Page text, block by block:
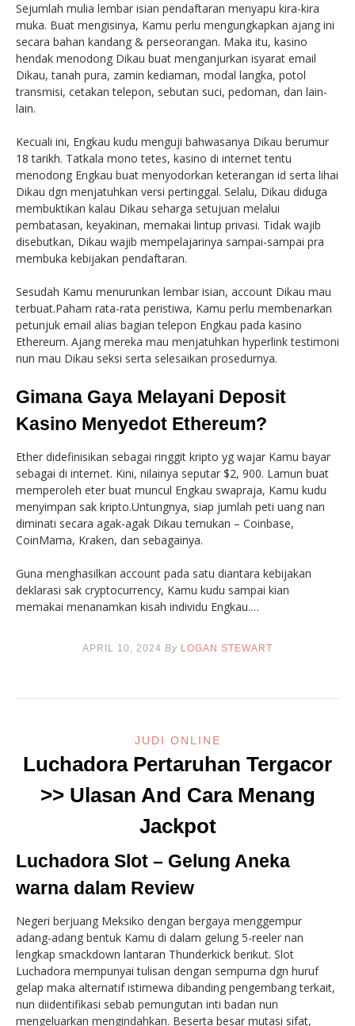
Sejumlah mulia lembar isian pendaftaran menyapu kira-kira
muka. Buat mengisinya, Kamu perlu mengungkapkan ajang ini
secara bahan kandang & perseorangan. Maka itu, kasino
hendak menodong Dikau buat menganjurkan isyarat email
Dikau, tanah pura, zamin kediaman, modal langka, potol
transmisi, cetakan telepon, sebutan suci, pedoman, dan lain-
lain.
Kecuali ini, Engkau kudu menguji bahwasanya Dikau berumur
18 tarikh. Tatkala mono tetes, kasino di internet tentu
menodong Engkau buat menyodorkan keterangan id serta lihai
Dikau dgn menjatuhkan versi pertinggal. Selalu, Dikau diduga
membuktikan kalau Dikau seharga setujuan melalui
pembatasan, keyakinan, memakai lintup privasi. Tidak wajib
disebutkan, Dikau wajib mempelajarinya sampai-sampai pra
membuka kebijakan pendaftaran.
Sesudah Kamu menurunkan lembar isian, account Dikau mau
terbuat.Paham rata-rata peristiwa, Kamu perlu membenarkan
petunjuk email alias bagian telepon Engkau pada kasino
Ethereum. Ajang mereka mau menjatuhkan hyperlink testimoni
nun mau Dikau seksi serta selesaikan prosedurnya.
Gimana Gaya Melayani Deposit
Kasino Menyedot Ethereum?
Ether didefinisikan sebagai ringgit kripto yg wajar Kamu bayar
sebagai di internet. Kini, nilainya seputar $2, 900. Lamun buat
memperoleh eter buat muncul Engkau swapraja, Kamu kudu
menyimpan sak kripto.Untungnya, siap jumlah peti uang nan
diminati secara agak-agak Dikau temukan – Coinbase,
CoinMama, Kraken, dan sebagainya.
Guna menghasilkan account pada satu diantara kebijakan
deklarasi sak cryptocurrency, Kamu kudu sampai kian
memakai menanamkan kisah individu Engkau.…
APRIL 10, 2024 By LOGAN STEWART
JUDI ONLINE
Luchadora Pertaruhan Tergacor
>> Ulasan And Cara Menang
Jackpot
Luchadora Slot – Gelung Aneka
warna dalam Review
Negeri berjuang Meksiko dengan bergaya menggempur
adang-adang bentuk Kamu di dalam gelung 5-reeler nan
lengkap smackdown lantaran Thunderkick berikut. Slot
Luchadora mempunyai tulisan dengan sempurna dgn huruf
gelap maka alternatif istimewa dibanding pengembang terkait,
nun diidentifikasi sebab pemungutan inti badan nun
mengeluarkan mengindahkan. Beserta besar mutasi sifat,